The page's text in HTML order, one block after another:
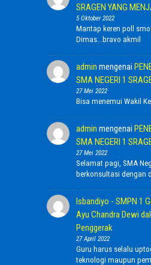
SRAGEN YANG
5 Oktober 2022
Mantap keren poll
Dimas...bravo akmil
admin mengenai
SMA NEGERI 1
27 Mei 2022
Bisa menemui Wakil
admin mengenai
SMA NEGERI 1
27 Mei 2022
Selamat pagi, SMA
berkonsultasi dengan
Isbandiyo - SMPN 1
Ayu Chandra Dewi
Penggerak
27 April 2022
Guru harus selalu
teknologi maupun